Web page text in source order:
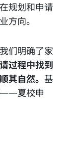
规划和申请
方向。
们明确了家
过程中找到
其自然。 基
——夏校申